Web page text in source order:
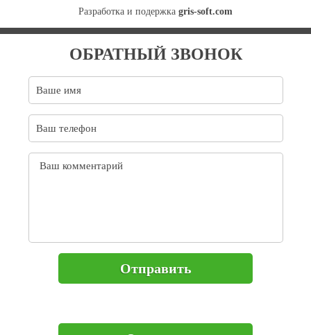
Разработка и подержка gris-soft.com
ОБРАТНЫЙ ЗВОНОК
Отправить